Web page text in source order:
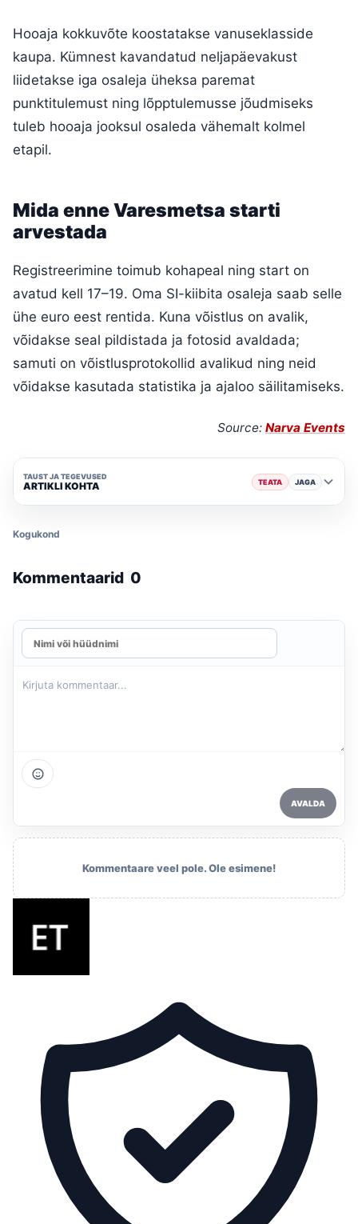
Hooaja kokkuvõte koostatakse vanuseklasside
kaupa. Kümnest kavandatud neljapäevakust
liidetakse iga osaleja üheksa paremat
punktitulemust ning lõpptulemusse jõudmiseks
tuleb hooaja jooksul osaleda vähemalt kolmel
etapil.
Mida enne Varesmetsa starti
arvestada
Registreerimine toimub kohapeal ning start on
avatud kell 17–19. Oma SI-kiibita osaleja saab selle
ühe euro eest rentida. Kuna võistlus on avalik,
võidakse seal pildistada ja fotosid avaldada;
samuti on võistlusprotokollid avalikud ning neid
võidakse kasutada statistika ja ajaloo säilitamiseks.
Source: Narva Events
TAUST JA TEGEVUSED
ARTIKLI KOHTA TEATA JAGA
Kogukond
Kommentaarid 0
AVALDA
Kommentaare veel pole. Ole esimene!